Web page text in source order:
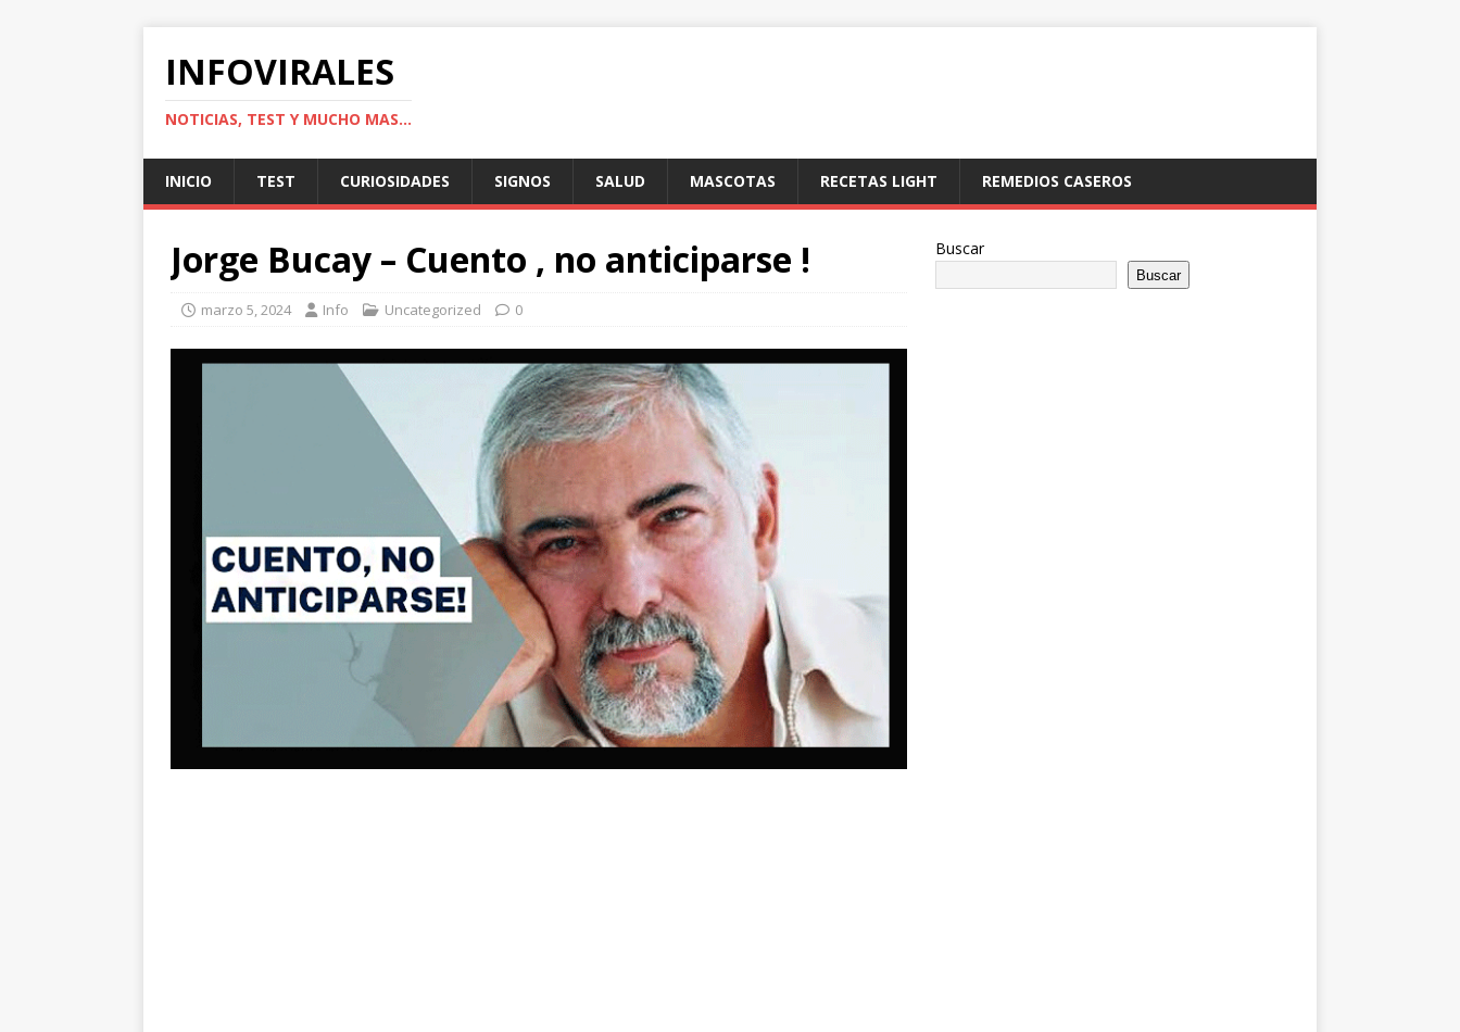
INFOVIRALES
NOTICIAS, TEST Y MUCHO MAS...
INICIO TEST CURIOSIDADES SIGNOS SALUD MASCOTAS RECETAS LIGHT REMEDIOS CASEROS
Jorge Bucay – Cuento , no anticiparse !
marzo 5, 2024 Info Uncategorized 0
Buscar
Buscar